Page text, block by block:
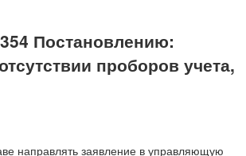
Постановлению:
проборов учета,
направлять заявление в управляющую